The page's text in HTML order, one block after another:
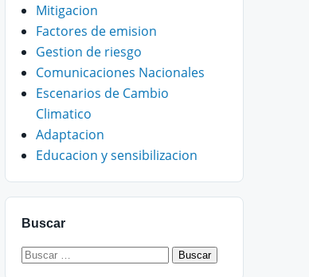
Mitigacion
Factores de emision
Gestion de riesgo
Comunicaciones Nacionales
Escenarios de Cambio
Climatico
Adaptacion
Educacion y sensibilizacion
Buscar
Buscar: